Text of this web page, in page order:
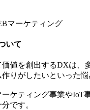
マーケティング
いて
値を創出するDXは、
りがしたいといった悩
ケティング事業やIoT
です。